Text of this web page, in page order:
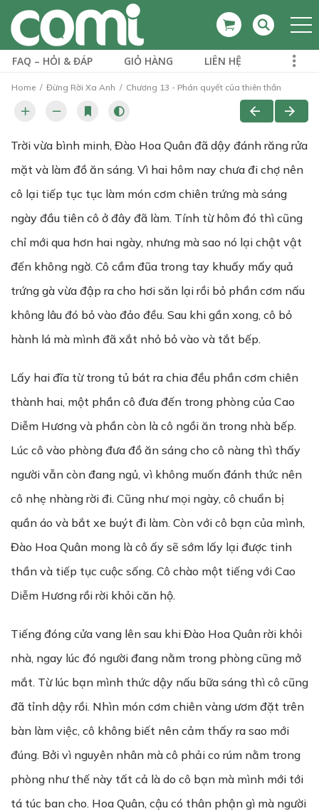
FAQ – HỎI & ĐÁP GIỎ HÀNG LIÊN HỆ
Home Đừng Rời Xa Anh Chương 13 - Phán quyết của thiên thần
Trời vừa bình minh, Đào Hoa Quân đã dậy đánh răng rửa
mặt và làm đồ ăn sáng. Vì hai hôm nay chưa đi chợ nên
cô lại tiếp tục tục làm món cơm chiên trứng mà sáng
ngày đầu tiên cô ở đây đã làm. Tính từ hôm đó thì cũng
chỉ mới qua hơn hai ngày, nhưng mà sao nó lại chật vật
đến không ngờ. Cô cầm đũa trong tay khuấy mấy quả
trứng gà vừa đập ra cho hơi săn lại rồi bỏ phần cơm nấu
không lâu đó bỏ vào đảo đều. Sau khi gần xong, cô bỏ
hành lá mà mình đã xắt nhỏ bỏ vào và tắt bếp.
Lấy hai đĩa từ trong tủ bát ra chia đều phần cơm chiên
thành hai, một phần cô đưa đến trong phòng của Cao
Diễm Hương và phần còn là cô ngồi ăn trong nhà bếp.
Lúc cô vào phòng đưa đồ ăn sáng cho cô nàng thì thấy
người vẫn còn đang ngủ, vì không muốn đánh thức nên
cô nhẹ nhàng rời đi. Cũng như mọi ngày, cô chuẩn bị
quần áo và bắt xe buýt đi làm. Còn với cô bạn của mình,
Đào Hoa Quân mong là cô ấy sẽ sớm lấy lại được tinh
thần và tiếp tục cuộc sống. Cô chào một tiếng với Cao
Diễm Hương rồi rời khỏi căn hộ.
Tiếng đóng cửa vang lên sau khi Đào Hoa Quân rời khỏi
nhà, ngay lúc đó người đang nằm trong phòng cũng mở
mắt. Từ lúc bạn mình thức dậy nấu bữa sáng thì cô cũng
đã tỉnh dậy rồi. Nhìn món cơm chiên vàng ươm đặt trên
bàn làm việc, cô không biết nên cảm thấy ra sao mới
đúng. Bởi vì nguyên nhân mà cô phải co rúm nằm trong
phòng như thế này tất cả là do cô bạn mà mình mới tới
tá túc ban cho. Hoa Quân, cậu có thân phận gì mà người